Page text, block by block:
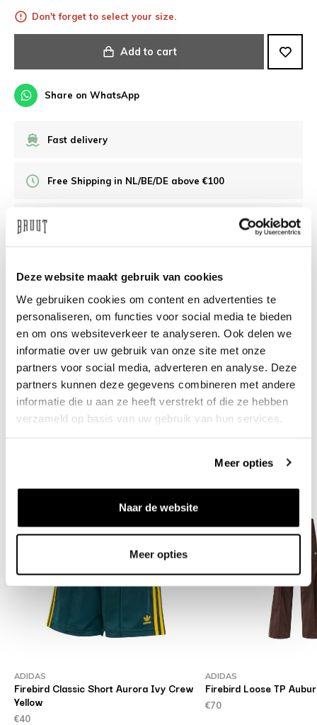
Deze website maakt gebruik van cookies
We gebruiken cookies om content en advertenties te
personaliseren, om functies voor social media te bieden
en om ons websiteverkeer te analyseren. Ook delen we
informatie over uw gebruik van onze site met onze
partners voor social media, adverteren en analyse. Deze
partners kunnen deze gegevens combineren met andere
informatie die u aan ze heeft verstrekt of die ze hebben
verzameld op basis van uw gebruik van hun services.
Meer opties
Naar de website
Meer opties
Don't forget to select your size.
Add to cart
Share on WhatsApp
Fast delivery
Free Shipping in NL/BE/DE above €100
Need help?We're glad to help
info@bruut.nl Live chat Whatsapp
About this product
Shipment and returns
Related products
ADIDAS
Firebird Classic Short Aurora Ivy Crew
Yellow
€40
ADIDAS
Firebird Loose TP
€70